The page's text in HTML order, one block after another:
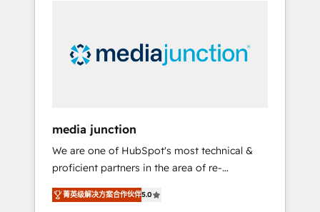
bundle services. Connect with us today!
media junction
We are one of HubSpot's most technical &
proficient partners in the area of re-
platforming, website design & development.
We specialize in multi-hub implementations
菁英级解决方案合作伙伴5.0